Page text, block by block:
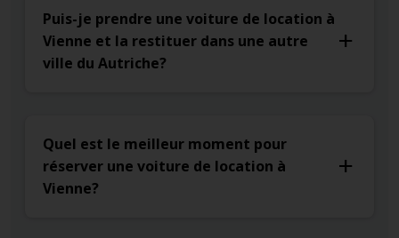
Puis-je prendre une voiture de location à
Vienne et la restituer dans une autre
ville du Autriche?
Quel est le meilleur moment pour
réserver une voiture de location à
Vienne?